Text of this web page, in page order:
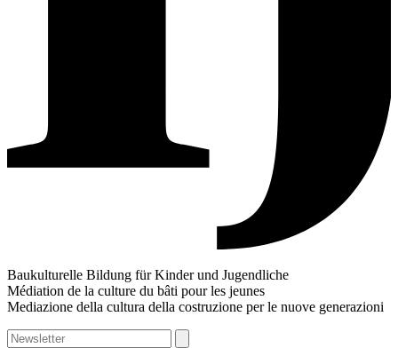
Baukulturelle Bildung für Kinder und Jugendliche
Médiation de la culture du bâti pour les jeunes
Mediazione della cultura della costruzione per le nuove generazioni